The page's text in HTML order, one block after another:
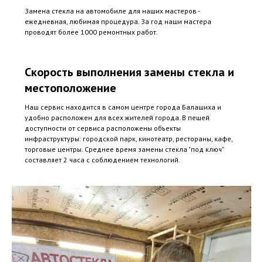
Замена стекла на автомобиле для наших мастеров -
ежедневная, любимая процедура. За год наши мастера
проводят более 1000 ремонтных работ.
Скорость выполнения замены стекла и
местоположение
Наш сервис находится в самом центре города Балашиха и
удобно расположен для всех жителей города. В пешей
доступности от сервиса расположены объекты
инфраструктуры: городской парк, кинотеатр, рестораны, кафе,
торговые центры. Среднее время замены стекла "под ключ"
составляет 2 часа с соблюдением технологий.